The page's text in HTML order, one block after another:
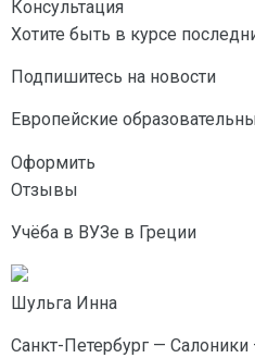
Консультация
Хотите быть в курсе
Подпишитесь на новости
Европейские
Оформить
Отзывы
Учёба в ВУЗе в Греции
Шульга Инна
Санкт-Петербург —